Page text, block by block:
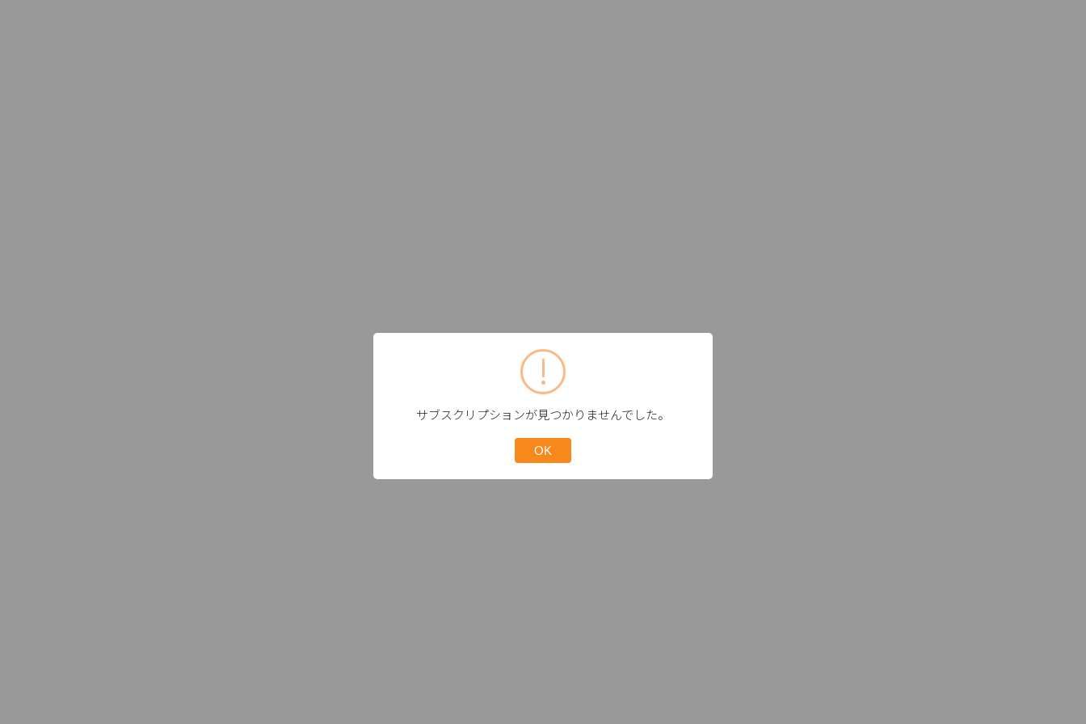
サブスクリプションが見つかりませんでした。
OK